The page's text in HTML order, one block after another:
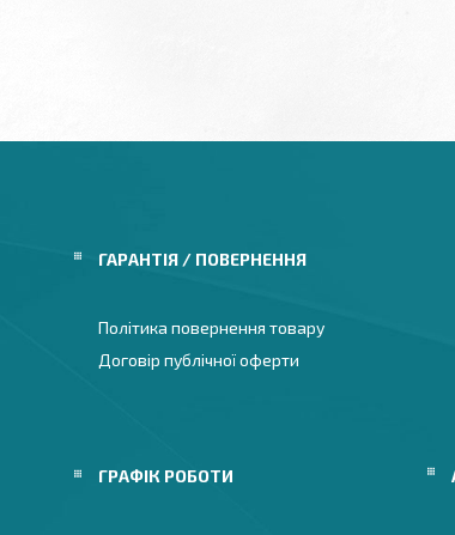
ГАРАНТІЯ / ПОВЕРНЕННЯ
Політика повернення товару
Договір публічної оферти
ГРАФІК РОБОТИ